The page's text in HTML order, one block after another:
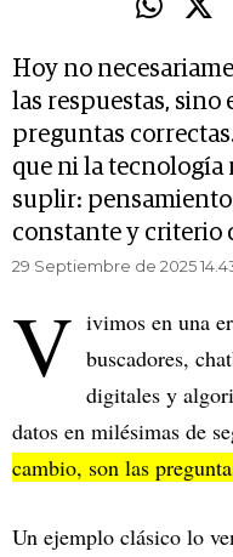
Hoy no
las respuestas, sino
preguntas
que ni la
suplir:
constante y criterio
29 Septiembre de 2025
V ivimos en una
buscadores,
digitales y
datos en milésimas de
cambio, son las
Un ejemplo clásico lo